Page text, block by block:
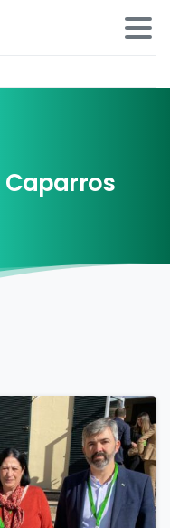
Caparros